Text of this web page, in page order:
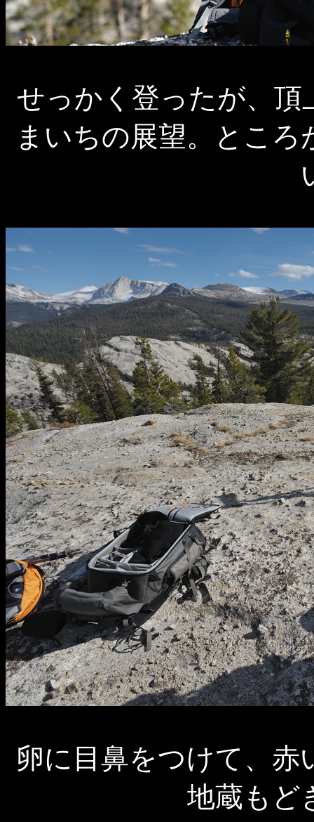
せっかく登ったが、
まいちの展望。とこ
卵に目鼻をつけて、
地蔵もど